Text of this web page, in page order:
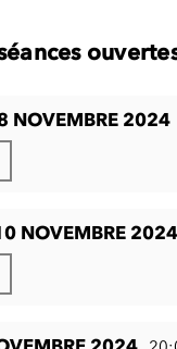
NOVEMBRE 2024
NOVEMBRE 2024